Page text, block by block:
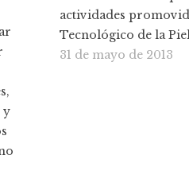
y
actividades
Tecnológico de la
31 de mayo de 2013